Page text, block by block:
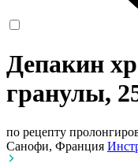
Депакин
гранулы,
по рецепту
Санофи, Франция